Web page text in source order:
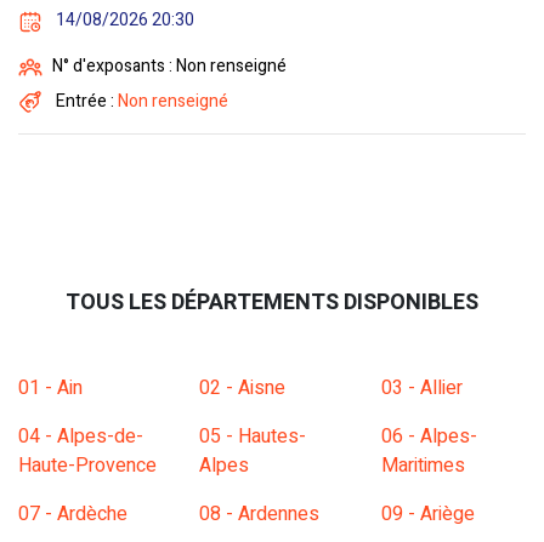
14/08/2026 20:30
N° d'exposants : Non renseigné
Entrée :Non renseigné
TOUS LES DÉPARTEMENTS DISPONIBLES
01 - Ain 02 - Aisne
03 - Allier
04 - Alpes-de-
Haute-Provence
05 - Hautes-
Alpes
06 - Alpes-
Maritimes
07 - Ardèche
08 - Ardennes
09 - Ariège